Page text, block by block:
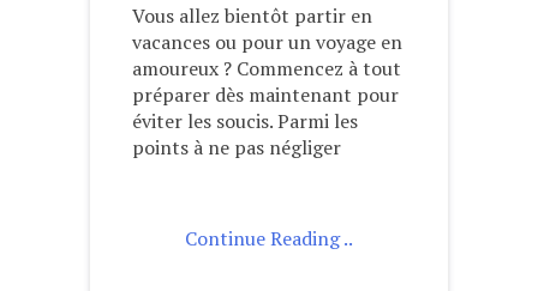
Vous allez bientôt partir en
vacances ou pour un voyage en
amoureux ? Commencez à tout
préparer dès maintenant pour
éviter les soucis. Parmi les
points à ne pas négliger
Continue Reading ..